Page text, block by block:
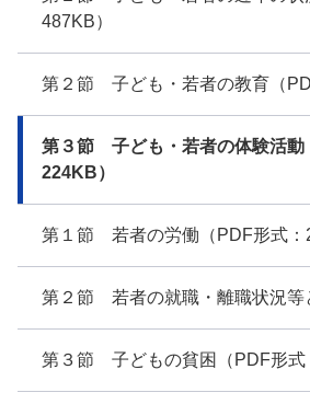
487KB）
第２節 子ども・若者の教育（
第３節 子ども・若者の体験活動
224KB）
第１節 若者の労働（PDF形式：
第２節 若者の就職・離職状況等
第３節 子どもの貧困（PDF形式